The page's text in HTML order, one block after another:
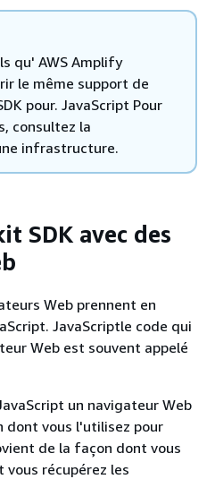
qu' AWS Amplify
le même support de
pour. JavaScript Pour
consultez la
infrastructure.
SDK avec des
Web prennent en
JavaScriptle code qui
Web est souvent appelé
un navigateur Web
vous l'utilisez pour
de la façon dont vous
vous récupérez les